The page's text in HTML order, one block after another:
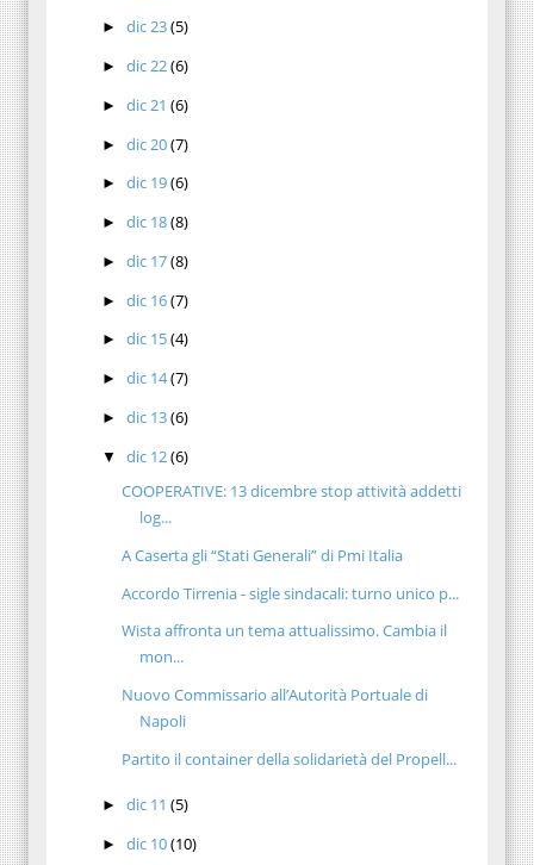
►dic 23(5)
►dic 22(6)
►dic 21(6)
►dic 20(7)
►dic 19(6)
►dic 18(8)
►dic 17(8)
►dic 16(7)
►dic 15(4)
►dic 14(7)
►dic 13(6)
▼dic 12(6)
COOPERATIVE: 13 dicembre stop attività addetti
log...
A Caserta gli “Stati Generali” di Pmi Italia
Accordo Tirrenia - sigle sindacali: turno unico p...
Wista affronta un tema attualissimo. Cambia il
mon...
Nuovo Commissario all’Autorità Portuale di
Napoli
Partito il container della solidarietà del Propell...
►dic 11(5)
►dic 10(10)